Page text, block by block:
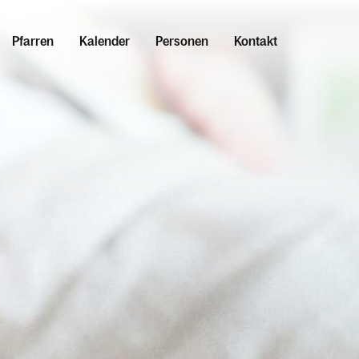
Pfarren Kalender Personen Kontakt